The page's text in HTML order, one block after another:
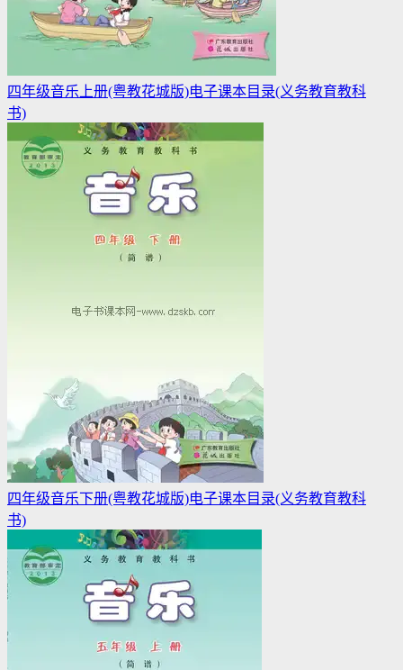
四年级音乐上册(粤教花城版)电子课本目录(义务教育教科
书)
四年级音乐下册(粤教花城版)电子课本目录(义务教育教科
书)